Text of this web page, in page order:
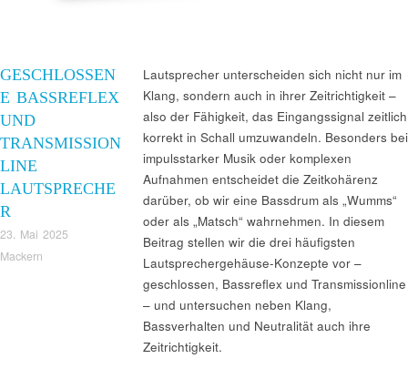
GESCHLOSSEN
E BASSREFLEX
UND
TRANSMISSION
LINE
LAUTSPRECHE
R
23. Mai 2025
Mackern
Lautsprecher unterscheiden sich nicht nur im
Klang, sondern auch in ihrer Zeitrichtigkeit –
also der Fähigkeit, das Eingangssignal zeitlich
korrekt in Schall umzuwandeln. Besonders bei
impulsstarker Musik oder komplexen
Aufnahmen entscheidet die Zeitkohärenz
darüber, ob wir eine Bassdrum als „Wumms“
oder als „Matsch“ wahrnehmen. In diesem
Beitrag stellen wir die drei häufigsten
Lautsprechergehäuse-Konzepte vor –
geschlossen, Bassreflex und Transmissionline
– und untersuchen neben Klang,
Bassverhalten und Neutralität auch ihre
Zeitrichtigkeit.